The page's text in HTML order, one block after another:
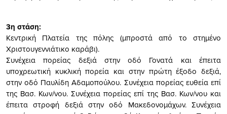
3η στάση:
Κεντρική Πλατεία της πόλης (μπροστά από το στημένο
Χριστουγεννιάτικο καράβι).
Συνέχεια πορείας δεξιά στην οδό Γονατά και έπειτα
υποχρεωτική κυκλική πορεία και στην πρώτη έξοδο δεξιά,
στην οδό Παυλίδη Αδαμοπούλου. Συνέχεια πορείας ευθεία επί
της Βασ. Κων/νου. Συνέχεια πορείας επί της Βασ. Κων/νου και
έπειτα στροφή δεξιά στην οδό Μακεδονομάχων. Συνέχεια